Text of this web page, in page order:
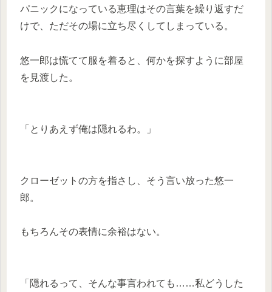
パニックになっている恵理はその言葉を繰り返すだ
けで、ただその場に立ち尽くしてしまっている。
悠一郎は慌てて服を着ると、何かを探すように部屋
を見渡した。
「とりあえず俺は隠れるわ。」
クローゼットの方を指さし、そう言い放った悠一
郎。
もちろんその表情に余裕はない。
「隠れるって、そんな事言われても……私どうした